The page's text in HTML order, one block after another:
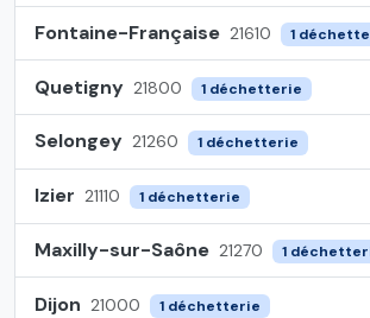
Fontaine-Française 21610 1
Quetigny 21800 1 déchetterie
Selongey 21260 1 déchetterie
Izier 21110 1 déchetterie
Maxilly-sur-Saône 21270 1
Dijon 21000 1 déchetterie